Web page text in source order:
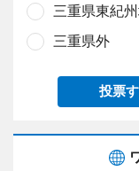
三重県東紀
三重県外
投票